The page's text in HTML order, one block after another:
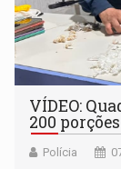
VÍDEO:
200
Polícia